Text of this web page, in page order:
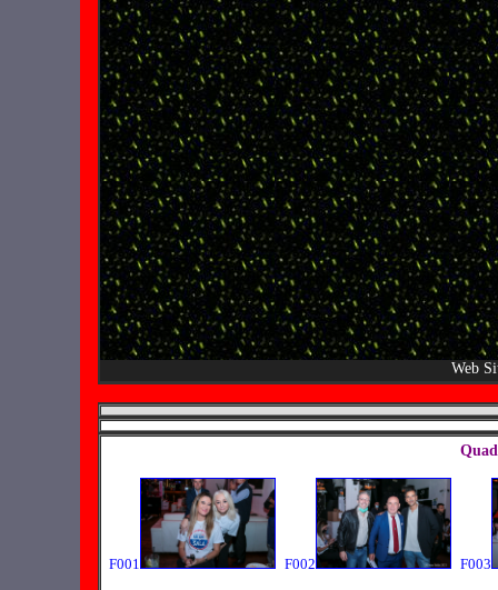
Web
F001 F002 F003